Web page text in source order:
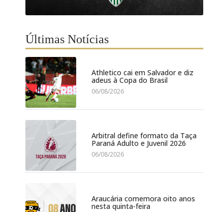
Últimas Notícias
Athletico cai em Salvador e diz
adeus à Copa do Brasil
06/08/2026
Arbitral define formato da Taça
Paraná Adulto e Juvenil 2026
06/08/2026
Araucária comemora oito anos
nesta quinta-feira